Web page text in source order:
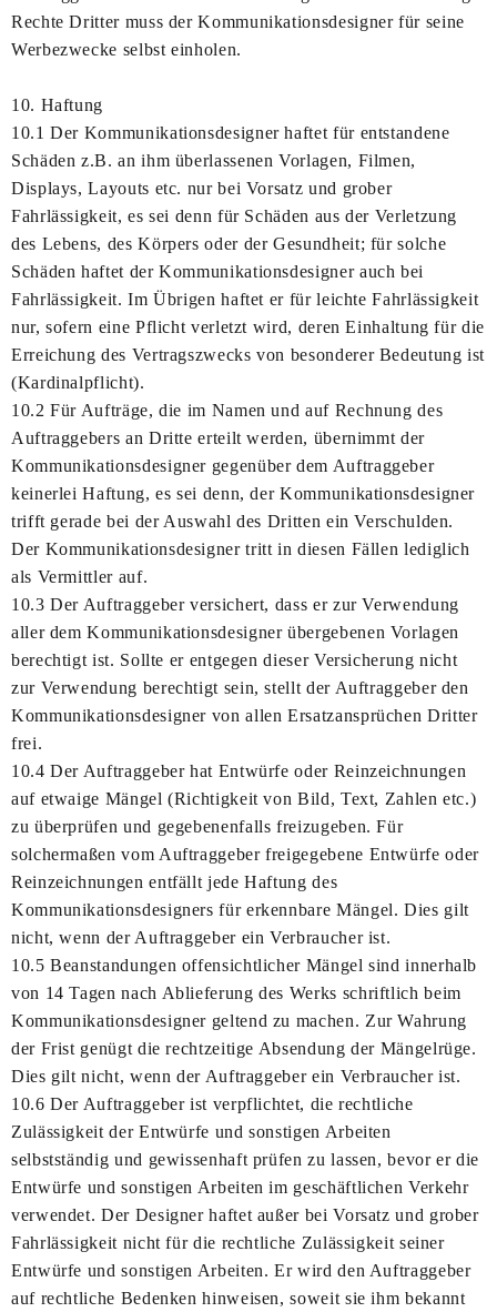
Rechte Dritter muss der Kommunikationsdesigner für seine
Werbezwecke selbst einholen.
10. Haftung
10.1 Der Kommunikationsdesigner haftet für entstandene
Schäden z.B. an ihm überlassenen Vorlagen, Filmen,
Displays, Layouts etc. nur bei Vorsatz und grober
Fahrlässigkeit, es sei denn für Schäden aus der Verletzung
des Lebens, des Körpers oder der Gesundheit; für solche
Schäden haftet der Kommunikationsdesigner auch bei
Fahrlässigkeit. Im Übrigen haftet er für leichte Fahrlässigkeit
nur, sofern eine Pflicht verletzt wird, deren Einhaltung für die
Erreichung des Vertragszwecks von besonderer Bedeutung ist
(Kardinalpflicht).
10.2 Für Aufträge, die im Namen und auf Rechnung des
Auftraggebers an Dritte erteilt werden, übernimmt der
Kommunikationsdesigner gegenüber dem Auftraggeber
keinerlei Haftung, es sei denn, der Kommunikationsdesigner
trifft gerade bei der Auswahl des Dritten ein Verschulden.
Der Kommunikationsdesigner tritt in diesen Fällen lediglich
als Vermittler auf.
10.3 Der Auftraggeber versichert, dass er zur Verwendung
aller dem Kommunikationsdesigner übergebenen Vorlagen
berechtigt ist. Sollte er entgegen dieser Versicherung nicht
zur Verwendung berechtigt sein, stellt der Auftraggeber den
Kommunikationsdesigner von allen Ersatzansprüchen Dritter
frei.
10.4 Der Auftraggeber hat Entwürfe oder Reinzeichnungen
auf etwaige Mängel (Richtigkeit von Bild, Text, Zahlen etc.)
zu überprüfen und gegebenenfalls freizugeben. Für
solchermaßen vom Auftraggeber freigegebene Entwürfe oder
Reinzeichnungen entfällt jede Haftung des
Kommunikationsdesigners für erkennbare Mängel. Dies gilt
nicht, wenn der Auftraggeber ein Verbraucher ist.
10.5 Beanstandungen offensichtlicher Mängel sind innerhalb
von 14 Tagen nach Ablieferung des Werks schriftlich beim
Kommunikationsdesigner geltend zu machen. Zur Wahrung
der Frist genügt die rechtzeitige Absendung der Mängelrüge.
Dies gilt nicht, wenn der Auftraggeber ein Verbraucher ist.
10.6 Der Auftraggeber ist verpflichtet, die rechtliche
Zulässigkeit der Entwürfe und sonstigen Arbeiten
selbstständig und gewissenhaft prüfen zu lassen, bevor er die
Entwürfe und sonstigen Arbeiten im geschäftlichen Verkehr
verwendet. Der Designer haftet außer bei Vorsatz und grober
Fahrlässigkeit nicht für die rechtliche Zulässigkeit seiner
Entwürfe und sonstigen Arbeiten. Er wird den Auftraggeber
auf rechtliche Bedenken hinweisen, soweit sie ihm bekannt